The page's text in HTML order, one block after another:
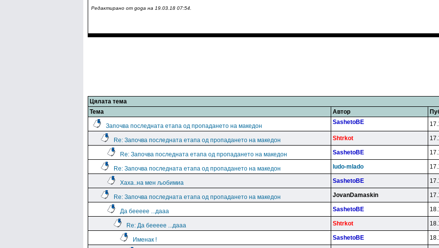
Редактирано от goga на 19.03.18 07:54.
Цялата тема
Тема
Автор
Започва последната етапа од пропадането на македон
SashetoBE
Re: Започва последната етапа од пропадането на македон Shtrkot
Re: Започва последната етапа од пропадането на македон SashetoBE
Re: Започва последната етапа од пропадането на македон ludo-mlado
Хаха..на мен љобимиа SashetoBE
Re: Започва последната етапа од пропадането на македон JovanDamaskin
Да беееее ...дааа SashetoBE
Re: Да беееее ...дааа Shtrkot
Именак ! SashetoBE